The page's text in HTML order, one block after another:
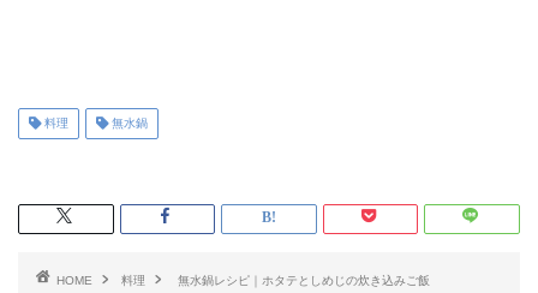
料理 無水鍋
HOME 料理 無水鍋レシピ｜ホタテとしめじの炊き込みご飯